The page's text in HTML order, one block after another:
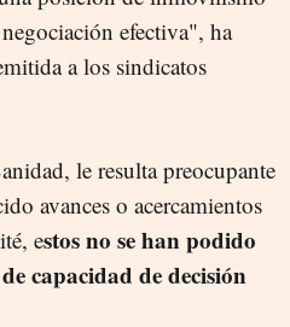
efectiva", ha
a los sindicatos
le resulta preocupante
avances o acercamientos
estos no se han podido
capacidad de decisión